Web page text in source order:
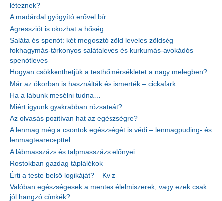
léteznek?
A madárdal gyógyító erővel bír
Agressziót is okozhat a hőség
Saláta és spenót: két megosztó zöld leveles zöldség –
fokhagymás-tárkonyos salátaleves és kurkumás-avokádós
spenótleves
Hogyan csökkenthetjük a testhőmérsékletet a nagy melegben?
Már az ókorban is használták és ismerték – cickafark
Ha a lábunk mesélni tudna…
Miért igyunk gyakrabban rózsateát?
Az olvasás pozitívan hat az egészségre?
A lenmag még a csontok egészségét is védi – lenmagpuding- és
lenmagtearecepttel
A lábmasszázs és talpmasszázs előnyei
Rostokban gazdag táplálékok
Érti a teste belső logikáját? – Kvíz
Valóban egészségesek a mentes élelmiszerek, vagy ezek csak
jól hangzó címkék?